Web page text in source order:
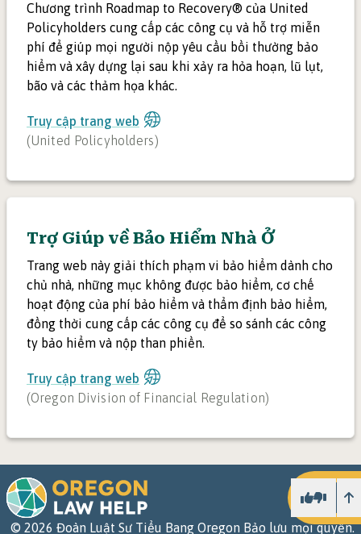
Chương trình Roadmap to Recovery® của United
Policyholders cung cấp các công cụ và hỗ trợ miễn
phí để giúp mọi người nộp yêu cầu bồi thường bảo
hiểm và xây dựng lại sau khi xảy ra hỏa hoạn, lũ lụt,
bão và các thảm họa khác.
Truy cập trang web
(United Policyholders)
Trợ Giúp về Bảo Hiểm Nhà Ở
Trang web này giải thích phạm vi bảo hiểm dành cho
chủ nhà, những mục không được bảo hiểm, cơ chế
hoạt động của phí bảo hiểm và thẩm định bảo hiểm,
đồng thời cung cấp các công cụ để so sánh các công
ty bảo hiểm và nộp than phiền.
Truy cập trang web
(Oregon Division of Financial Regulation)
© 2026 Đoàn Luật Sư Tiểu Bang Oregon Bảo lưu mọi quyền.